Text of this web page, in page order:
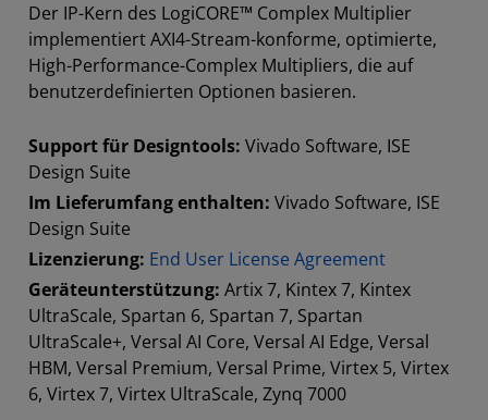
Der IP-Kern des LogiCORE™ Complex Multiplier
implementiert AXI4-Stream-konforme, optimierte,
High-Performance-Complex Multipliers, die auf
benutzerdefinierten Optionen basieren.
Support für Designtools: Vivado Software, ISE
Design Suite
Im Lieferumfang enthalten: Vivado Software, ISE
Design Suite
Lizenzierung: End User License Agreement
Geräteunterstützung: Artix 7, Kintex 7, Kintex
UltraScale, Spartan 6, Spartan 7, Spartan
UltraScale+, Versal AI Core, Versal AI Edge, Versal
HBM, Versal Premium, Versal Prime, Virtex 5, Virtex
6, Virtex 7, Virtex UltraScale, Zynq 7000